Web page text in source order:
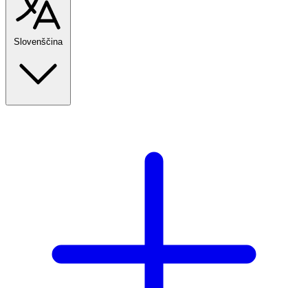
Slovenščina